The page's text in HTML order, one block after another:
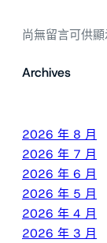
尚無留言可供顯
Archives
2026 年 8 月
2026 年 7 月
2026 年 6 月
2026 年 5 月
2026 年 4 月
2026 年 3 月